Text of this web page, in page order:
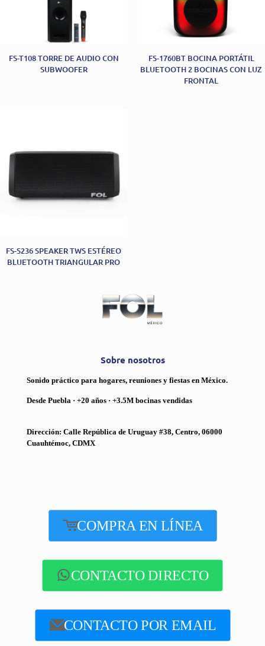
FS-T108 TORRE DE AUDIO CON
SUBWOOFER
FS-1760BT BOCINA PORTÁTIL
BLUETOOTH 2 BOCINAS CON LUZ
FRONTAL
FS-S236 SPEAKER TWS ESTÉREO
BLUETOOTH TRIANGULAR PRO
Sobre nosotros
Sonido práctico para hogares, reuniones y fiestas en México.
Desde Puebla · +20 años · +3.5M bocinas vendidas
Dirección: Calle República de Uruguay #38, Centro, 06000
Cuauhtémoc, CDMX
COMPRA EN LÍNEA
CONTACTO DIRECTO
CONTACTO POR EMAIL